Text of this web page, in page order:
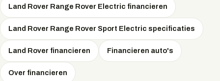
Land Rover Range Rover Electric financieren
Land Rover Range Rover Sport Electric specificaties
Land Rover financieren Financieren auto's
Over financieren